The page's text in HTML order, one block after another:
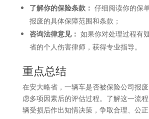
了解你的保险条款： 仔细阅读你的保
报废的具体保障范围和条款；
咨询法律意见： 如果你对处理过程有
省的个人伤害律师，获得专业指导。
重点总结
在安大略省，一辆车是否被保险公司报
虑多项因素后的评估过程。了解这一流
辆受损后作出知情决策，争取合理、公正